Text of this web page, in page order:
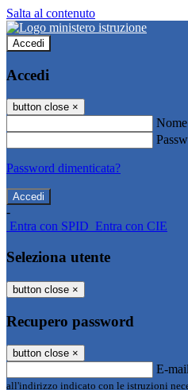
Salta al contenuto
Accedi
Accedi
button close ×
Password dimenticata?
-
Entra con SPID Entra con CIE
Seleziona utente
button close ×
Recupero password
button close ×
E-mail
all'indirizzo indicato con le istruzioni